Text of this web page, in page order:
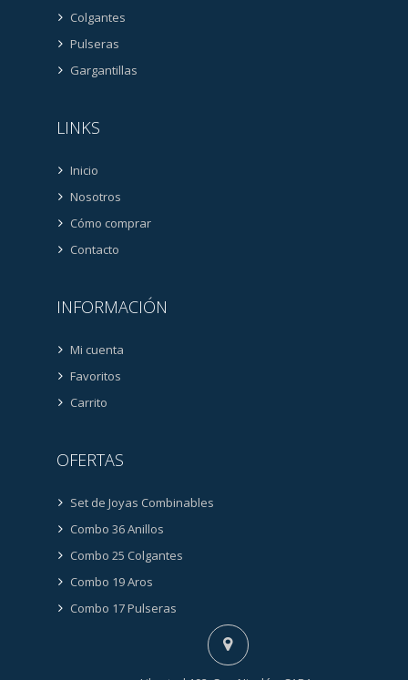
Colgantes
Pulseras
Gargantillas
LINKS
Inicio
Nosotros
Cómo comprar
Contacto
INFORMACIÓN
Mi cuenta
Favoritos
Carrito
OFERTAS
Set de Joyas Combinables
Combo 36 Anillos
Combo 25 Colgantes
Combo 19 Aros
Combo 17 Pulseras